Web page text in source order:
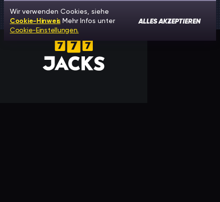
Wir verwenden Cookies, siehe
Cookie-Hinweis Mehr Infos unter
Cookie-Einstellungen.
ALLES AKZEPTIEREN